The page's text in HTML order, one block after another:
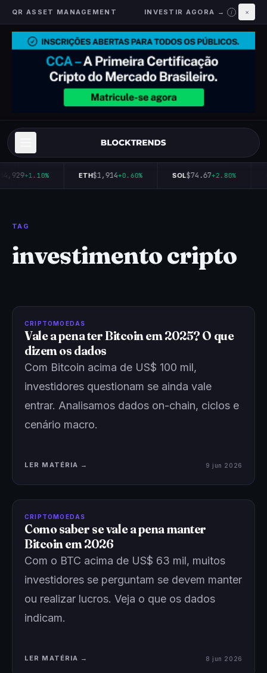
QR ASSET MANAGEMENT INVESTIR AGORA → i ×
+1.10% ETH$1,914+0.60% SOL$74.67+2.80%
TAG
investimento cripto
CRIPTOMOEDAS
Vale a pena ter Bitcoin em 2025? O que
dizem os dados
Com Bitcoin acima de US$ 100 mil,
investidores questionam se ainda vale
entrar. Analisamos dados on-chain, ciclos e
cenário macro.
LER MATÉRIA → 9 jun 2026
CRIPTOMOEDAS
Como saber se vale a pena manter
Bitcoin em 2026
Com o BTC acima de US$ 63 mil, muitos
investidores se perguntam se devem manter
ou realizar lucros. Veja o que os dados
indicam.
LER MATÉRIA → 8 jun 2026